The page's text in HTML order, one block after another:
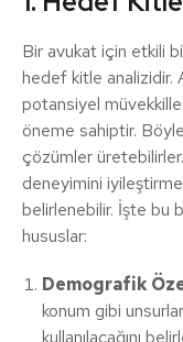
Bir avukat için etkili
hedef kitle analizidir.
potansiyel
öneme sahiptir.
çözümler
deneyimini
belirlenebilir. İşte bu
hususlar:
Demografik
konum gibi
kullanılacağını